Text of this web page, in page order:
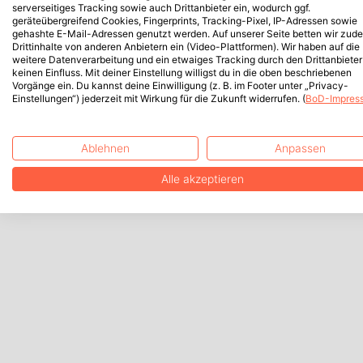
serverseitiges Tracking sowie auch Drittanbieter ein, wodurch ggf.
geräteübergreifend Cookies, Fingerprints, Tracking-Pixel, IP-Adressen sowie
gehashte E-Mail-Adressen genutzt werden. Auf unserer Seite betten wir
Drittinhalte von anderen Anbietern ein (Video-Plattformen). Wir haben auf die
weitere Datenverarbeitung und ein etwaiges Tracking durch den Drittanbieter
keinen Einfluss. Mit deiner Einstellung willigst du in die oben beschriebenen
Vorgänge ein. Du kannst deine Einwilligung (z. B. im Footer unter „Privacy-
Einstellungen“) jederzeit mit Wirkung für die Zukunft widerrufen. (BoD-
Ablehnen Anpassen
Alle akzeptieren